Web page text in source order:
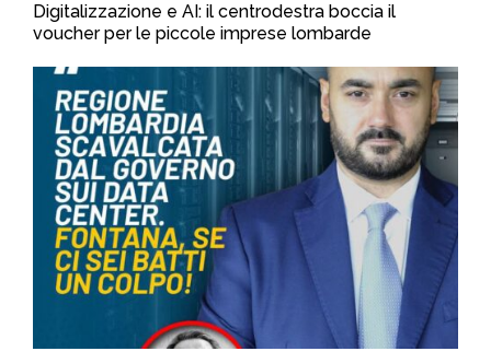
Digitalizzazione e AI: il centrodestra boccia il
voucher per le piccole imprese lombarde